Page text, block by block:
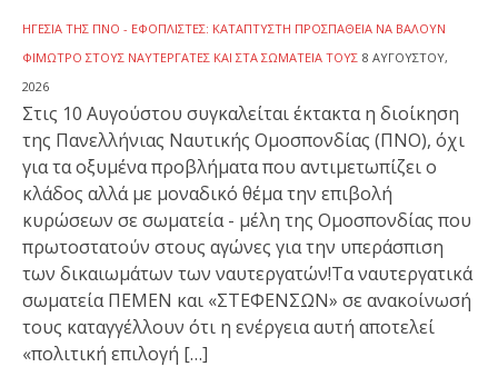
ΗΓΕΣΊΑ ΤΗΣ ΠΝΟ - ΕΦΟΠΛΙΣΤΈΣ: ΚΑΤΆΠΤΥΣΤΗ ΠΡΟΣΠΆΘΕΙΑ ΝΑ ΒΆΛΟΥΝ
ΦΊΜΩΤΡΟ ΣΤΟΥΣ ΝΑΥΤΕΡΓΆΤΕΣ ΚΑΙ ΣΤΑ ΣΩΜΑΤΕΊΑ ΤΟΥΣ 8 ΑΥΓΟΎΣΤΟΥ,
2026
Στις 10 Αυγούστου συγκαλείται έκτακτα η διοίκηση
της Πανελλήνιας Ναυτικής Ομοσπονδίας (ΠΝΟ), όχι
για τα οξυμένα προβλήματα που αντιμετωπίζει ο
κλάδος αλλά με μοναδικό θέμα την επιβολή
κυρώσεων σε σωματεία - μέλη της Ομοσπονδίας που
πρωτοστατούν στους αγώνες για την υπεράσπιση
των δικαιωμάτων των ναυτεργατών!Τα ναυτεργατικά
σωματεία ΠΕΜΕΝ και «ΣΤΕΦΕΝΣΩΝ» σε ανακοίνωσή
τους καταγγέλλουν ότι η ενέργεια αυτή αποτελεί
«πολιτική επιλογή […]